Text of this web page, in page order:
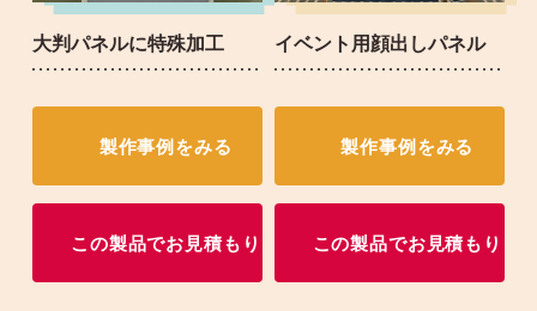
大判パネルに特殊加工
製作事例をみる
この製品でお見積もり
イベント用顔出しパネル
製作事例をみる
この製品でお見積もり